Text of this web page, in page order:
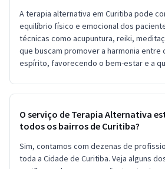
A terapia alternativa em Curitiba pode
equilíbrio físico e emocional dos
técnicas como acupuntura, reiki,
que buscam promover a harmonia entre
espírito, favorecendo o bem-estar e a
O serviço de Terapia Alternativa
todos os bairros de Curitiba?
Sim, contamos com dezenas de
toda a Cidade de Curitiba. Veja alguns